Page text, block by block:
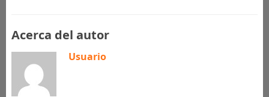
Acerca del autor
Usuario